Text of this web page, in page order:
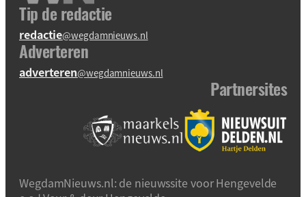
Tip de redactie
redactie@wegdamnieuws.nl
Adverteren
adverteren@wegdamnieuws.nl
Partnersites
WegdamNieuws.nl: de nieuwssite voor Hengevelde